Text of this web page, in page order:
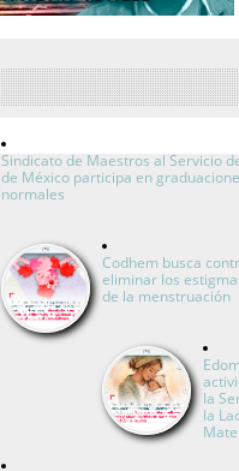
Sindicato de Maestros al Servicio
de México participa en
normales
Codhem busca
eliminar los
de la menstruación
la
la